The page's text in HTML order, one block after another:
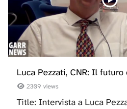
Luca Pezzati, CNR: Il futuro
2309 views
Title: Intervista a Luca